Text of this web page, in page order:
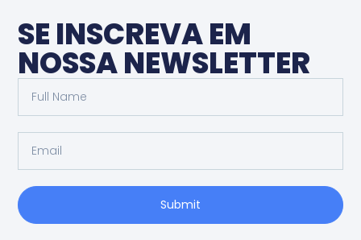
SE INSCREVA EM
NOSSA NEWSLETTER
Submit